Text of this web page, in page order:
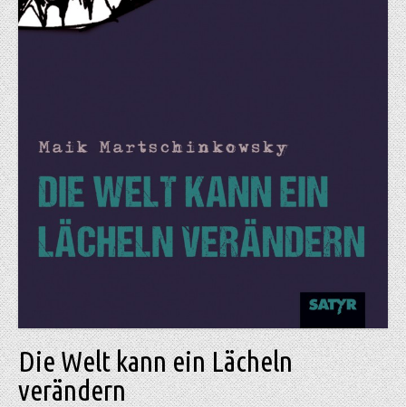
Die Welt kann ein Lächeln
verändern